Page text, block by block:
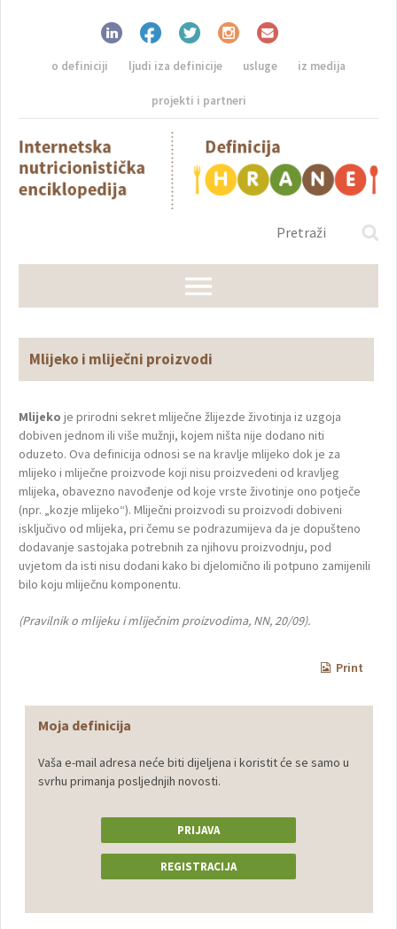
o definiciji ljudi iza definicije usluge iz medija
projekti i partneri
Mlijeko i mliječni proizvodi
Mlijeko je prirodni sekret mliječne žlijezde životinja iz uzgoja
dobiven jednom ili više mužnji, kojem ništa nije dodano niti
oduzeto. Ova definicija odnosi se na kravlje mlijeko dok je za
mlijeko i mliječne proizvode koji nisu proizvedeni od kravljeg
mlijeka, obavezno navođenje od koje vrste životinje ono potječe
(npr. „kozje mlijeko“). Mliječni proizvodi su proizvodi dobiveni
isključivo od mlijeka, pri čemu se podrazumijeva da je dopušteno
dodavanje sastojaka potrebnih za njihovu proizvodnju, pod
uvjetom da isti nisu dodani kako bi djelomično ili potpuno zamijenili
bilo koju mliječnu komponentu.
(Pravilnik o mlijeku i mliječnim proizvodima, NN, 20/09).
Print
Moja definicija
Vaša e-mail adresa neće biti dijeljena i koristit će se samo u
svrhu primanja posljednjih novosti.
PRIJAVA
REGISTRACIJA